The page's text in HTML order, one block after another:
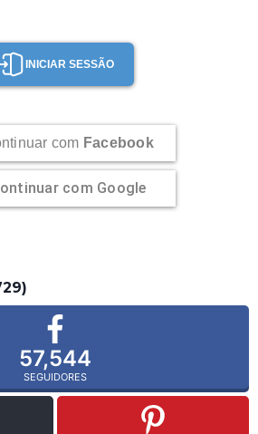
INICIAR SESSÃO
com Facebook
com Google
57,544
SEGUIDORES